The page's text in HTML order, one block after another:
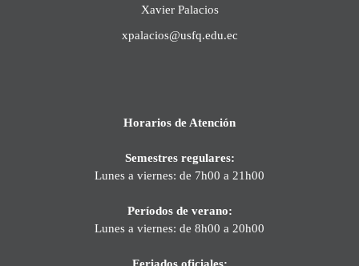
Xavier Palacios
xpalacios@usfq.edu.ec
Horarios de Atención
Semestres regulares:
Lunes a viernes: de 7h00 a 21h00
Períodos de verano:
Lunes a viernes: de 8h00 a 20h00
Feriados oficiales: